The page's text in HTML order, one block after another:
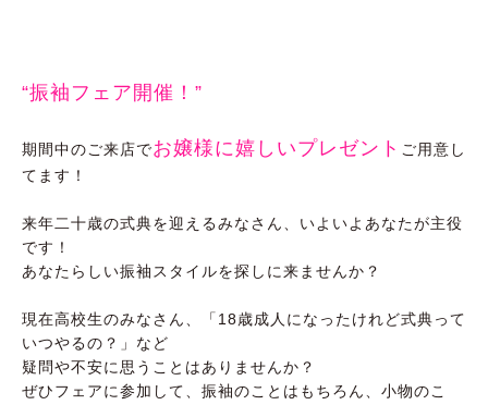
“振袖フェア開催！”
期間中のご来店でお嬢様に嬉しいプレゼント ご用意し
てます！
来年二十歳の式典を迎えるみなさん、いよいよあなたが主役
です！
あなたらしい振袖スタイルを探しに来ませんか？
現在高校生のみなさん、「18歳成人になったけれど式典って
いつやるの？」など
疑問や不安に思うことはありませんか？
ぜひフェアに参加して、振袖のことはもちろん、小物のこ